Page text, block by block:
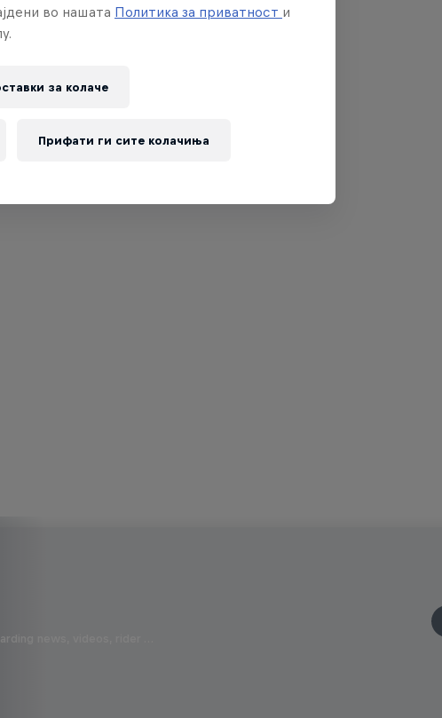
news, videos, rider …
во нашата Политика за приватност и
за колачe
Прифати ги сите колачиња